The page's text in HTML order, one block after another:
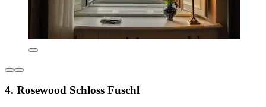
4. Rosewood Schloss Fuschl